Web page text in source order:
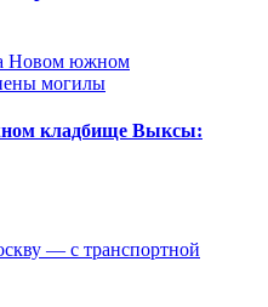
кладбище Выксы: